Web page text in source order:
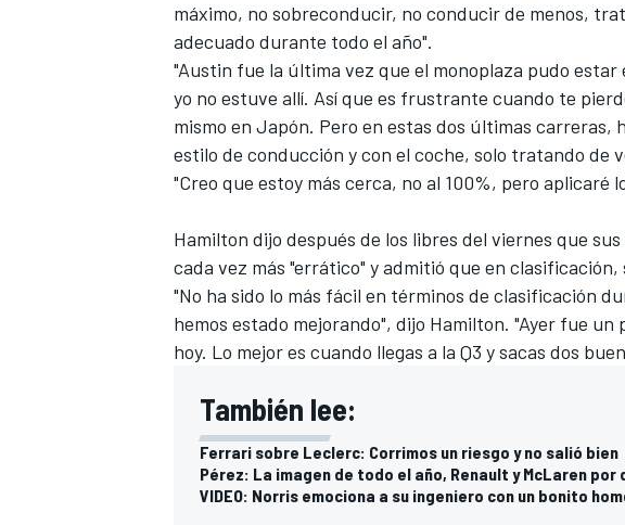
máximo, no sobreconducir, no conducir de menos,
adecuado durante todo el año".
"Austin fue la última vez que el monoplaza pudo
yo no estuve allí. Así que es frustrante cuando te
mismo en Japón. Pero en estas dos últimas carreras,
estilo de conducción y con el coche, solo tratando de
"Creo que estoy más cerca, no al 100%, pero aplicaré
Hamilton dijo después de los libres del viernes que
cada vez más "errático" y admitió que en
"No ha sido lo más fácil en términos de clasificación
hemos estado mejorando", dijo Hamilton. "Ayer fue
hoy. Lo mejor es cuando llegas a la Q3 y sacas dos
También lee:
Ferrari sobre Leclerc: Corrimos un riesgo y no salió bien
Pérez: La imagen de todo el año, Renault y McLaren por
VIDEO: Norris emociona a su ingeniero con un bonito